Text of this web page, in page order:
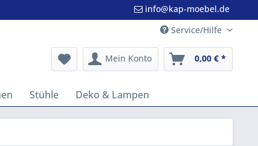
info@kap-moebel.de
Service/Hilfe
Mein Konto 0,00 € *
Stühle Deko & Lampen